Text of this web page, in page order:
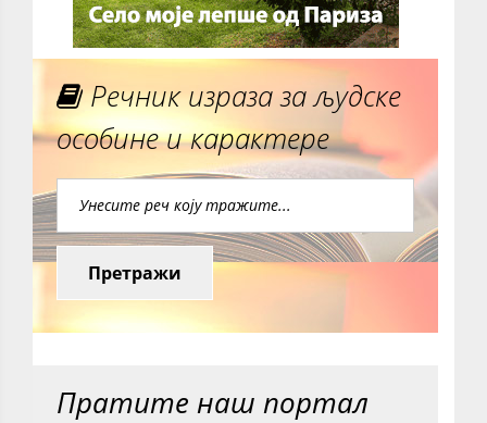
Речник израза за људске
особине и карактере
Претражи
Пратите наш портал